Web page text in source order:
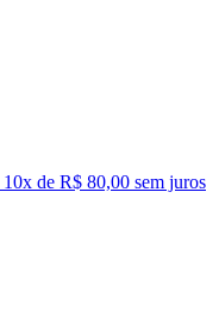
10x de R$ 80,00 sem juros